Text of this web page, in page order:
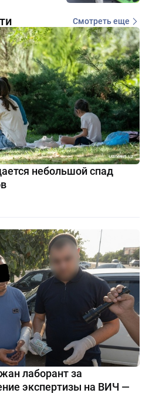
Смотреть еще
небольшой спад
лаборант за
экспертизы на ВИЧ —